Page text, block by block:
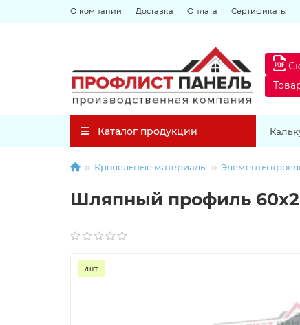
О компании Доставка Оплата Сертификаты
Каталог продукции
Кровельные материалы Элементы
Шляпный профиль
/шт